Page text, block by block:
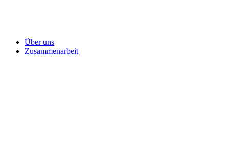
Über uns
Zusammenarbeit